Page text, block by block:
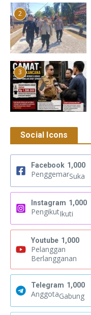
2
3
Social Icons
Facebook 1,000
PenggemarSuka
Instagram 1,000
PengikutIkuti
Youtube 1,000
Pelanggan
Berlangganan
Telegram 1,000
AnggotaGabung